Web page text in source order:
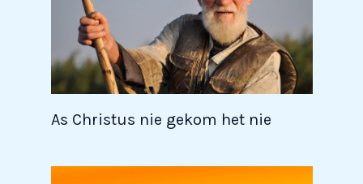
As Christus nie gekom het nie